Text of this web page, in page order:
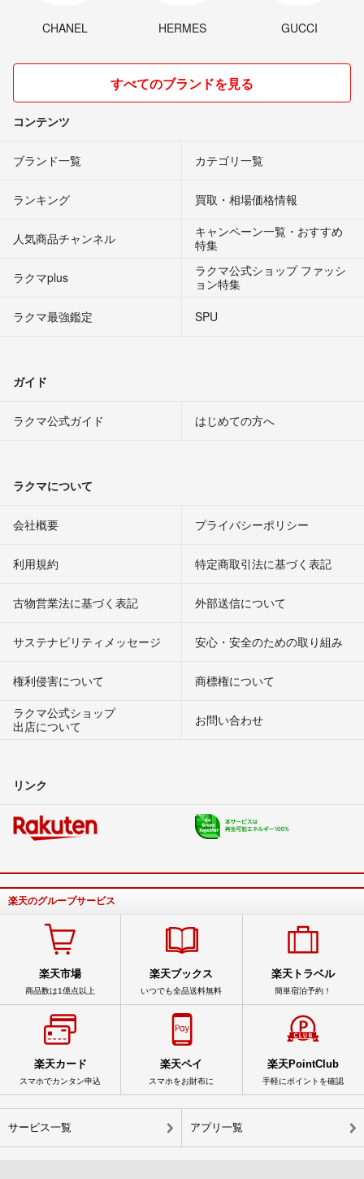
CHANEL HERMES GUCCI
すべてのブランドを見る
コンテンツ
ブランド一覧 カテゴリ一覧
ランキング 買取・相場価格情報
人気商品チャンネル
キャンペーン一覧・おすすめ
特集
ラクマplus
ラクマ公式ショップ ファッシ
ョン特集
ラクマ最強鑑定
SPU
ガイド
ラクマ公式ガイド はじめての方へ
ラクマについて
会社概要 プライバシーポリシー
利用規約 特定商取引法に基づく表記
古物営業法に基づく表記 外部送信について
サステナビリティメッセージ 安心・安全のための取り組み
権利侵害について
商標権について
ラクマ公式ショップ
出店について
お問い合わせ
リンク
楽天のグループサービス
楽天市場
商品数は1億点以上
楽天ブックス
いつでも全品送料無料
楽天トラベル
簡単宿泊予約！
楽天カード
スマホでカンタン申込
楽天ペイ
スマホをお財布に
楽天PointClub
手軽にポイントを確認
サービス一覧 アプリ一覧